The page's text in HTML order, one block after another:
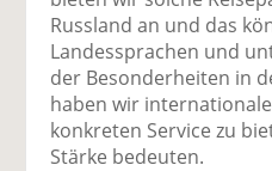
Russland an und das
Landessprachen und
der Besonderheiten in
haben wir
konkreten Service zu
Stärke bedeuten.